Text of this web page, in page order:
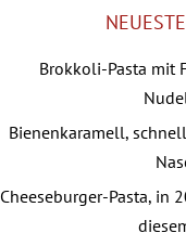
Brokkoli-Pasta mit
Bienenkaramell,
Cheeseburger-Pasta, in